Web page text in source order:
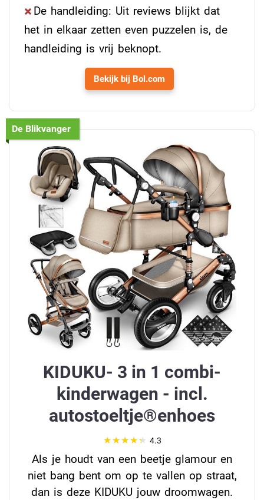
De handleiding: Uit reviews blijkt dat
het in elkaar zetten even puzzelen is, de
handleiding is vrij beknopt.
Bekijk bij Bol.com
De Blikvanger
KIDUKU- 3 in 1 combi-
kinderwagen - incl.
autostoeltje®enhoes
4.3
Als je houdt van een beetje glamour en
niet bang bent om op te vallen op straat,
dan is deze KIDUKU jouw droomwagen.